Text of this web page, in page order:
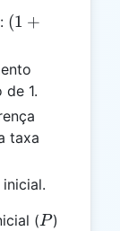
(1
r)^n
(1 +
1.
taxa
(P
P)